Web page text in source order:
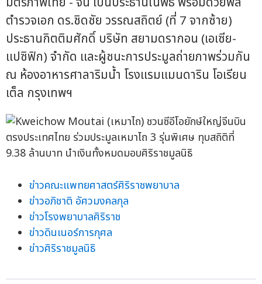
ตำรวจเอก ดร.ชิดชัย วรรณสถิตย์ (ที่ 7 จากซ้าย)
ประธานกิตติมศักดิ์ บริษัท สยามดรากอน (เอเซีย-
แปซิฟิก) จำกัด และผู้ชนะการประมูลถ่ายภาพร่วมกัน
ณ ห้องอาหารศาลาริมน้ำ โรงแรมแมนดาริน โอเรียน
เต็ล กรุงเทพฯ
ข่าวคณะแพทยศาสตร์ศิริราชพยาบาล
ข่าวอภิชาติ อัศวมงคลกุล
ข่าวโรงพยาบาลศิริราช
ข่าวดินเนอร์การกุศล
ข่าวศิริราชมูลนิธิ